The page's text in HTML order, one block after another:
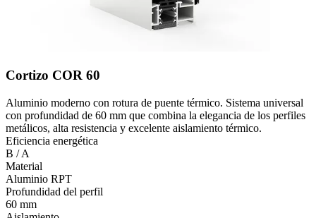
Cortizo COR 60
Aluminio moderno con rotura de puente térmico. Sistema universal
con profundidad de 60 mm que combina la elegancia de los perfiles
metálicos, alta resistencia y excelente aislamiento térmico.
Eficiencia energética
B / A
Material
Aluminio RPT
Profundidad del perfil
60 mm